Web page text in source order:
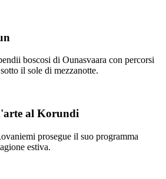
boscosi di Ounasvaara con percorsi
il sole di mezzanotte.
al Korundi
prosegue il suo programma
estiva.